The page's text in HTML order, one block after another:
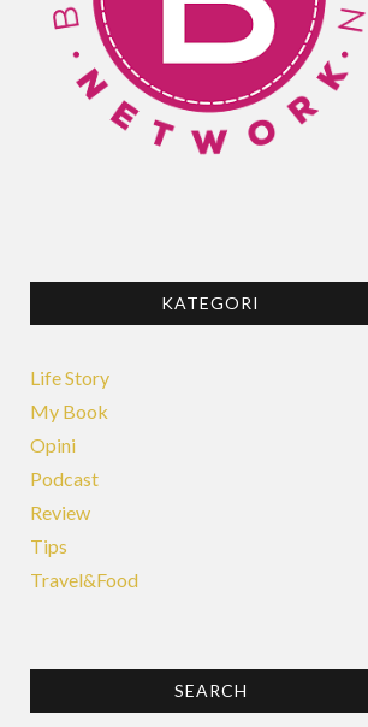
KATEGORI
Life Story
My Book
Opini
Podcast
Review
Tips
Travel&Food
SEARCH